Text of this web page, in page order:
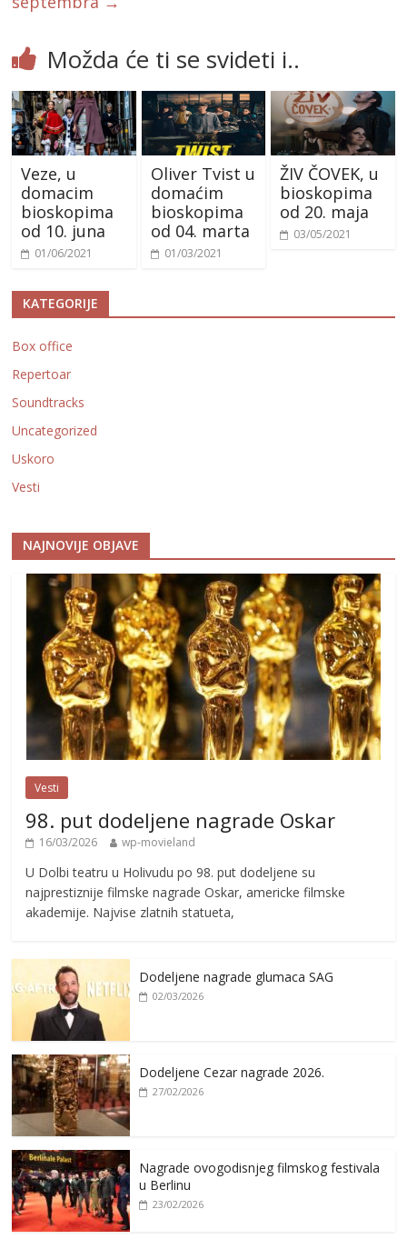
Možda će ti se svideti i..
Veze, u
domacim
bioskopima
od 10. juna
01/06/2021
Oliver Tvist u
domaćim
bioskopima
od 04. marta
01/03/2021
ŽIV ČOVEK, u
bioskopima
od 20. maja
03/05/2021
KATEGORIJE
Box office
Repertoar
Soundtracks
Uncategorized
Uskoro
Vesti
NAJNOVIJE OBJAVE
Vesti
98. put dodeljene nagrade Oskar
16/03/2026 wp-movieland
U Dolbi teatru u Holivudu po 98. put dodeljene su
najprestiznije filmske nagrade Oskar, americke filmske
akademije. Najvise zlatnih statueta,
Dodeljene nagrade glumaca SAG
02/03/2026
Dodeljene Cezar nagrade 2026.
27/02/2026
Nagrade ovogodisnjeg filmskog festivala
u Berlinu
23/02/2026